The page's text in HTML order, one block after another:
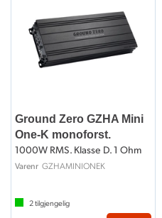
Ground Zero GZHA Mini
One-K monoforst.
1000W RMS. Klasse D. 1 Ohm
Varenr GZHAMINIONEK
2tilgjengelig